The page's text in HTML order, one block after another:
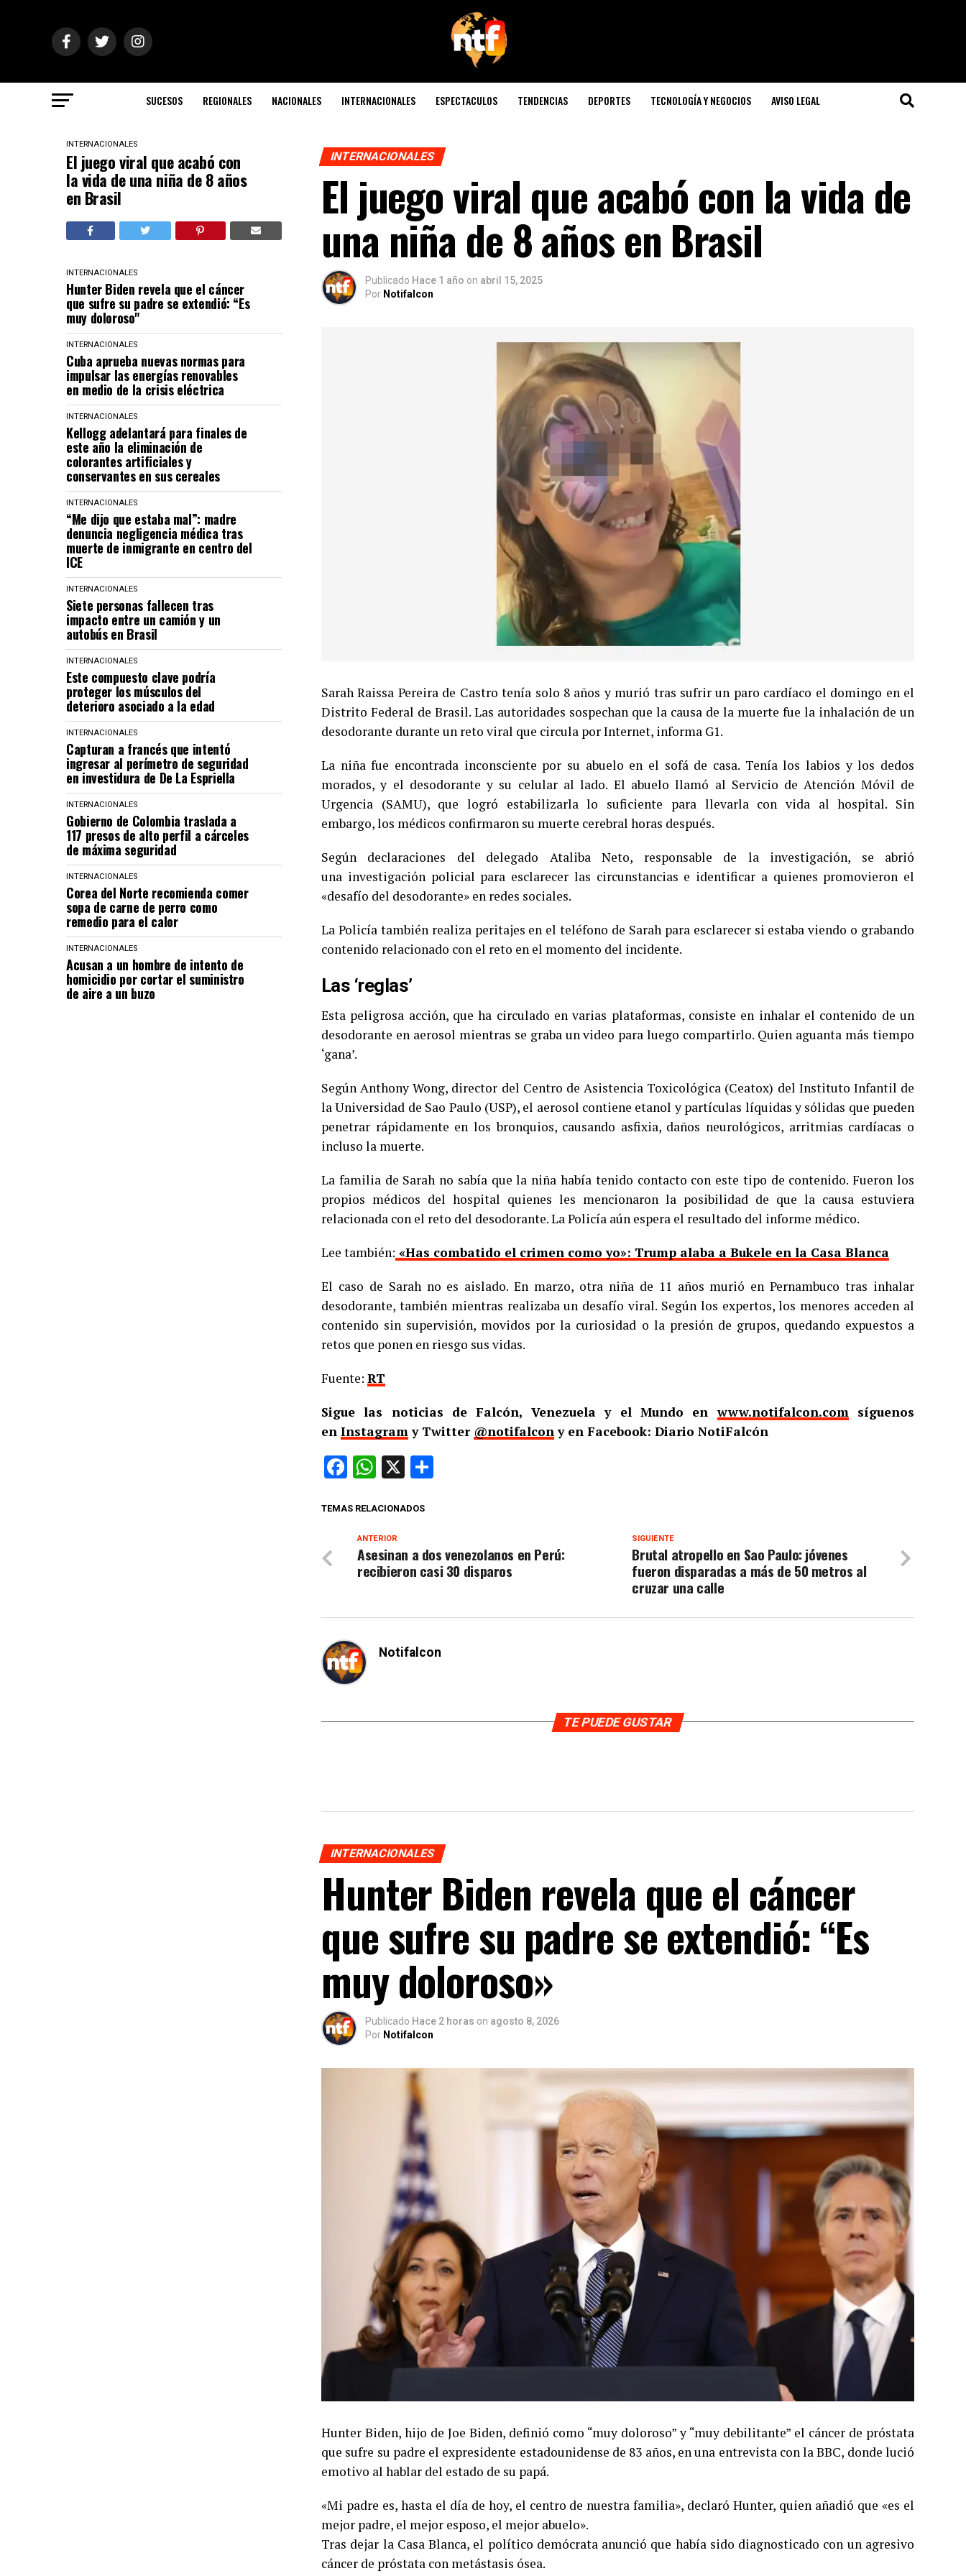
SUCESOS REGIONALES NACIONALES INTERNACIONALES ESPECTACULOS TENDENCIAS DEPORTES TECNOLOGÍA Y NEGOCIOS AVISO LEGAL
INTERNACIONALES
El juego viral que acabó con
la vida de una niña de 8 años
en Brasil
INTERNACIONALES
Hunter Biden revela que el cáncer
que sufre su padre se extendió: “Es
muy doloroso"
INTERNACIONALES
Cuba aprueba nuevas normas para
impulsar las energías renovables
en medio de la crisis eléctrica
INTERNACIONALES
Kellogg adelantará para finales de
este año la eliminación de
colorantes artificiales y
conservantes en sus cereales
INTERNACIONALES
“Me dijo que estaba mal”: madre
denuncia negligencia médica tras
muerte de inmigrante en centro del
ICE
INTERNACIONALES
Siete personas fallecen tras
impacto entre un camión y un
autobús en Brasil
INTERNACIONALES
Este compuesto clave podría
proteger los músculos del
deterioro asociado a la edad
INTERNACIONALES
Capturan a francés que intentó
ingresar al perímetro de seguridad
en investidura de De La Espriella
INTERNACIONALES
Gobierno de Colombia traslada a
117 presos de alto perfil a cárceles
de máxima seguridad
INTERNACIONALES
Corea del Norte recomienda comer
sopa de carne de perro como
remedio para el calor
INTERNACIONALES
Acusan a un hombre de intento de
homicidio por cortar el suministro
de aire a un buzo
INTERNACIONALES
El juego viral que acabó con la vida de
una niña de 8 años en Brasil
Publicado Hace 1 año on abril 15, 2025
Por Notifalcon
Sarah Raissa Pereira de Castro tenía solo 8 años y murió tras sufrir un paro cardíaco el domingo en el
Distrito Federal de Brasil. Las autoridades sospechan que la causa de la muerte fue la inhalación de un
desodorante durante un reto viral que circula por Internet, informa G1.
La niña fue encontrada inconsciente por su abuelo en el sofá de casa. Tenía los labios y los dedos
morados, y el desodorante y su celular al lado. El abuelo llamó al Servicio de Atención Móvil de
Urgencia (SAMU), que logró estabilizarla lo suficiente para llevarla con vida al hospital. Sin
embargo, los médicos confirmaron su muerte cerebral horas después.
Según declaraciones del delegado Ataliba Neto, responsable de la investigación, se abrió
una investigación policial para esclarecer las circunstancias e identificar a quienes promovieron el
«desafío del desodorante» en redes sociales.
La Policía también realiza peritajes en el teléfono de Sarah para esclarecer si estaba viendo o grabando
contenido relacionado con el reto en el momento del incidente.
Las ‘reglas’
Esta peligrosa acción, que ha circulado en varias plataformas, consiste en inhalar el contenido de un
desodorante en aerosol mientras se graba un video para luego compartirlo. Quien aguanta más tiempo
‘gana’.
Según Anthony Wong, director del Centro de Asistencia Toxicológica (Ceatox) del Instituto Infantil de
la Universidad de Sao Paulo (USP), el aerosol contiene etanol y partículas líquidas y sólidas que pueden
penetrar rápidamente en los bronquios, causando asfixia, daños neurológicos, arritmias cardíacas o
incluso la muerte.
La familia de Sarah no sabía que la niña había tenido contacto con este tipo de contenido. Fueron los
propios médicos del hospital quienes les mencionaron la posibilidad de que la causa estuviera
relacionada con el reto del desodorante. La Policía aún espera el resultado del informe médico.
Lee también: «Has combatido el crimen como yo»: Trump alaba a Bukele en la Casa Blanca
El caso de Sarah no es aislado. En marzo, otra niña de 11 años murió en Pernambuco tras inhalar
desodorante, también mientras realizaba un desafío viral. Según los expertos, los menores acceden al
contenido sin supervisión, movidos por la curiosidad o la presión de grupos, quedando expuestos a
retos que ponen en riesgo sus vidas.
Fuente: RT
Sigue las noticias de Falcón, Venezuela y el Mundo enwww.notifalcon.comsíguenos
en Instagramy Twitter @notifalcony en Facebook: Diario NotiFalcón
Facebook
WhatsApp
X
TEMAS RELACIONADOS
SIGUIENTE
Brutal atropello en Sao Paulo: jóvenes
fueron disparadas a más de 50 metros al
cruzar una calle
ANTERIOR
Asesinan a dos venezolanos en Perú:
recibieron casi 30 disparos
Notifalcon
TE PUEDE GUSTAR
INTERNACIONALES
Hunter Biden revela que el cáncer
que sufre su padre se extendió: “Es
muy doloroso»
Publicado Hace 2 horas on agosto 8, 2026
Por Notifalcon
Hunter Biden, hijo de Joe Biden, definió como “muy doloroso” y “muy debilitante” el cáncer de próstata
que sufre su padre el expresidente estadounidense de 83 años, en una entrevista con la BBC, donde lució
emotivo al hablar del estado de su papá.
«Mi padre es, hasta el día de hoy, el centro de nuestra familia», declaró Hunter, quien añadió que «es el
mejor padre, el mejor esposo, el mejor abuelo».
Tras dejar la Casa Blanca, el político demócrata anunció que había sido diagnosticado con un agresivo
cáncer de próstata con metástasis ósea.